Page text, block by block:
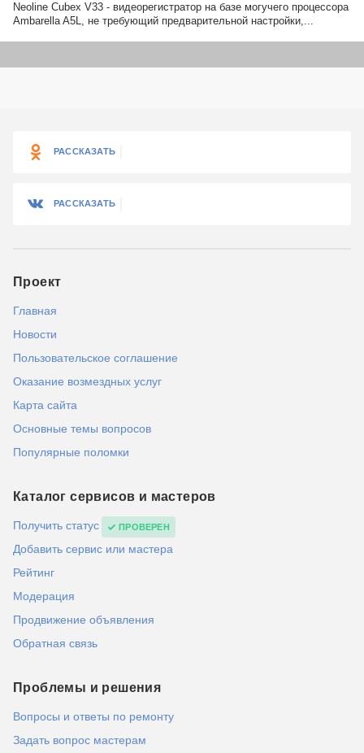
Neoline Cubex V33 - видеорегистратор на базе могучего процессора
Ambarella A5L, не требующий предварительной настройки,...
РАССКАЗАТЬ
РАССКАЗАТЬ
Проект
Главная
Новости
Пользовательское соглашение
Оказание возмездных услуг
Карта сайта
Основные темы вопросов
Популярные поломки
Каталог сервисов и мастеров
Получить статус ПРОВЕРЕН
Добавить сервис или мастера
Рейтинг
Модерация
Продвижение объявления
Обратная связь
Проблемы и решения
Вопросы и ответы по ремонту
Задать вопрос мастерам